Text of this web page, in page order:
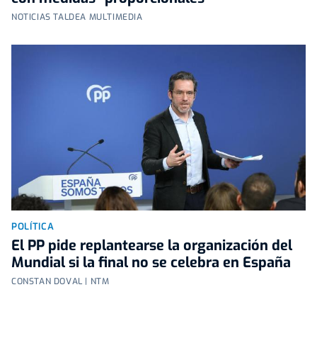
NOTICIAS TALDEA MULTIMEDIA
POLÍTICA
El PP pide replantearse la organización del
Mundial si la final no se celebra en España
CONSTAN DOVAL | NTM